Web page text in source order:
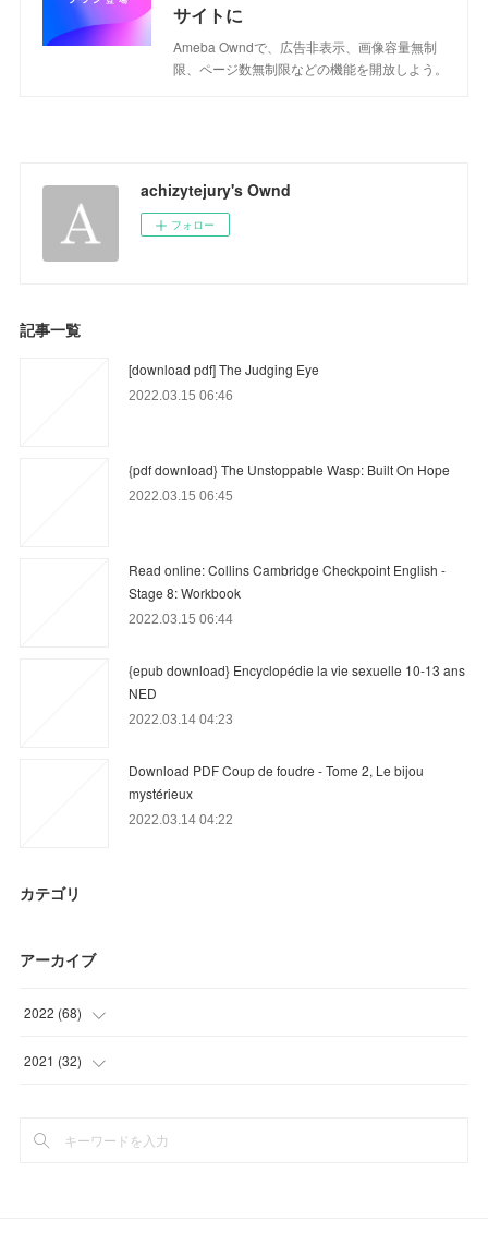
サイトに
Ameba Owndで、広告非表示、画像容量無制
限、ページ数無制限などの機能を開放しよう。
achizytejury's Ownd
フォロー
記事一覧
[download pdf] The Judging Eye
2022.03.15 06:46
{pdf download} The Unstoppable Wasp: Built On Hope
2022.03.15 06:45
Read online: Collins Cambridge Checkpoint English -
Stage 8: Workbook
2022.03.15 06:44
{epub download} Encyclopédie la vie sexuelle 10-13 ans
NED
2022.03.14 04:23
Download PDF Coup de foudre - Tome 2, Le bijou
mystérieux
2022.03.14 04:22
カテゴリ
アーカイブ
2022 (68)
(19 )
(
2021 (32)